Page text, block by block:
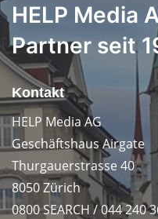
HELP Media
Partner seit
Kontakt
HELP Media AG
Geschäftshaus Airgate
Thurgauerstrasse 40
8050 Zürich
0800 SEARCH / 044 240